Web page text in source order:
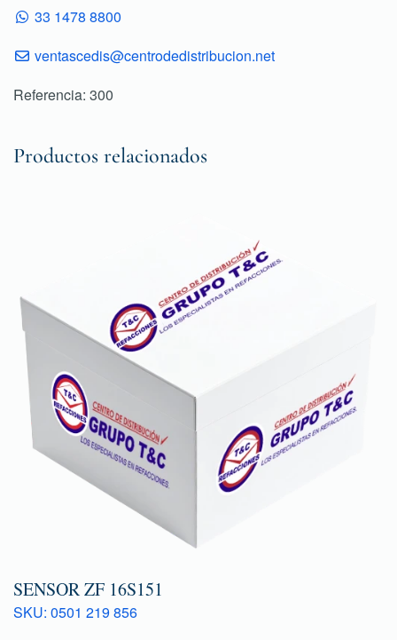
33 1478 8800
ventascedis@centrodedistribucion.net
Referencia: 300
Productos relacionados
SENSOR ZF 16S151
SKU: 0501 219 856